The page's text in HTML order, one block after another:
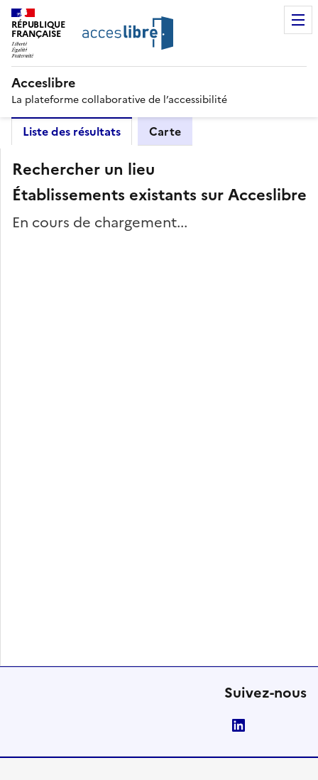
RÉPUBLIQUE
FRANÇAISE
Acceslibre
La plateforme collaborative de l’accessibilité
Liste des résultats Carte
Rechercher un lieu
Établissements existants sur Acceslibre
En cours de chargement...
Suivez-nous